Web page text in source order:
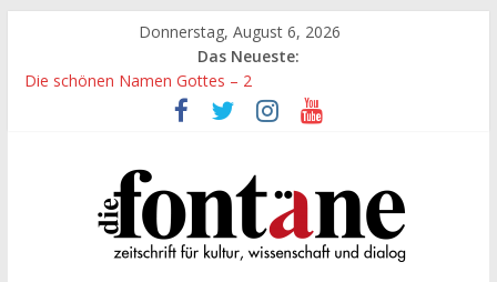
springen
Donnerstag, August 6, 2026
Das Neueste:
Die schönen Namen Gottes – 2
Werte, denen größte Sorgfalt entgegengebracht werden muss
Die schönen Namen Gottes
„Kind“ seiner Zeit sein